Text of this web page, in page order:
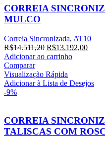
CORREIA
MULCO
Correia Sincronizada, AT10
R$14.511,20 R$13.192,00
Adicionar ao carrinho
Comparar
Visualização Rápida
Adicionar à Lista de Desejos
-9%
CORREIA
TALISCAS COM